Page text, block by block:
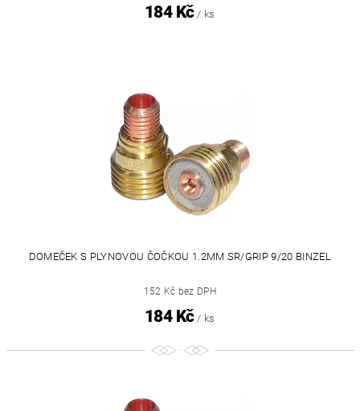
184 Kč / ks
DOMEČEK S PLYNOVOU ČOČKOU 1.2MM SR/GRIP 9/20 BINZEL
152 Kč bez DPH
184 Kč / ks